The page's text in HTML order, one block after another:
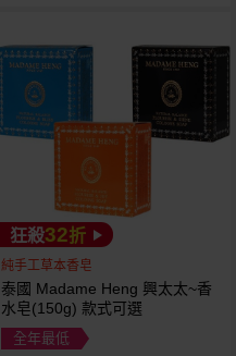
狂殺32折
純手工草本香皂
泰國 Madame Heng 興太太~香
水皂(150g) 款式可選
全年最低